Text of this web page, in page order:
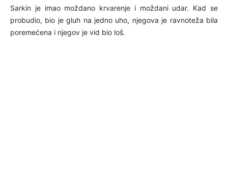
Sarkin je imao moždano krvarenje i moždani udar. Kad se
probudio, bio je gluh na jedno uho, njegova je ravnoteža bila
poremećena i njegov je vid bio loš.